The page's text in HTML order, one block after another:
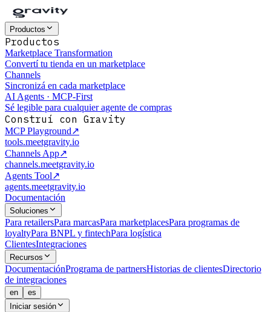
Productos
Productos
Marketplace Transformation
Convertí tu tienda en un marketplace
Channels
Sincronizá en cada marketplace
AI Agents · MCP-First
Sé legible para cualquier agente de compras
Construí con Gravity
MCP Playground↗
tools.meetgravity.io
Channels App↗
channels.meetgravity.io
Agents Tool↗
agents.meetgravity.io
Documentación
Soluciones
Para retailersPara marcasPara marketplacesPara programas de
loyaltyPara BNPL y fintechPara logística
ClientesIntegraciones
Recursos
DocumentaciónPrograma de partnersHistorias de clientesDirectorio
de integraciones
en
es
Iniciar sesión